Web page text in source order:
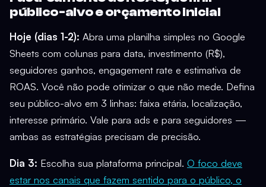
público-alvo e orçamento inicial
Hoje (dias 1-2): Abra uma planilha simples no Google
Sheets com colunas para data, investimento (R$),
seguidores ganhos, engagement rate e estimativa de
ROAS. Você não pode otimizar o que não mede. Defina
seu público-alvo em 3 linhas: faixa etária, localização,
interesse primário. Vale para ads e para seguidores —
ambas as estratégias precisam de precisão.
Dia 3: Escolha sua plataforma principal. O foco deve
estar nos canais que fazem sentido para o público, o